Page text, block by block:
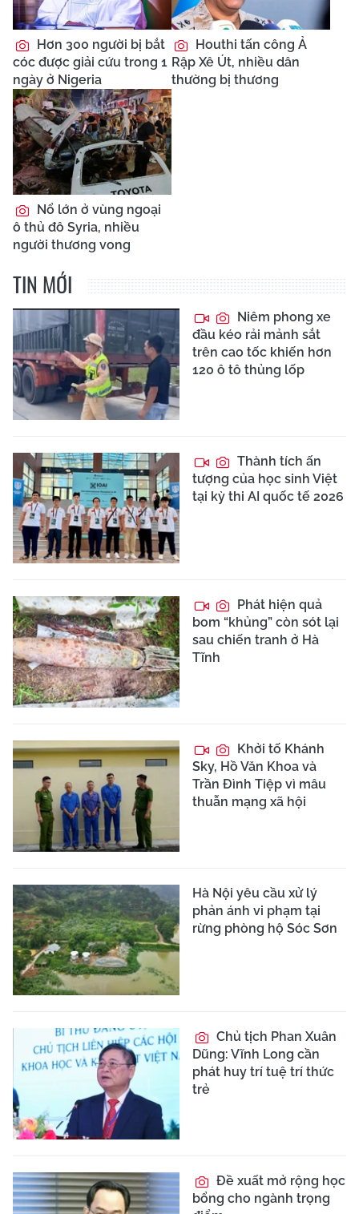
Hơn 300 người bị bắt
cóc được giải cứu trong 1
ngày ở Nigeria
Houthi tấn công Ả
Rập Xê Út, nhiều dân
thường bị thương
Nổ lớn ở vùng ngoại
ô thủ đô Syria, nhiều
người thương vong
TIN MỚI
Niêm phong xe
đầu kéo rải mảnh sắt
trên cao tốc khiến hơn
120 ô tô thủng lốp
Thành tích ấn
tượng của học sinh Việt
tại kỳ thi AI quốc tế 2026
Phát hiện quả
bom “khủng” còn sót lại
sau chiến tranh ở Hà
Tĩnh
Khởi tố Khánh
Sky, Hồ Văn Khoa và
Trần Đình Tiệp vì mâu
thuẫn mạng xã hội
Hà Nội yêu cầu xử lý
phản ánh vi phạm tại
rừng phòng hộ Sóc Sơn
Chủ tịch Phan Xuân
Dũng: Vĩnh Long cần
phát huy trí tuệ trí thức
trẻ
Đề xuất mở rộng học
bổng cho ngành trọng